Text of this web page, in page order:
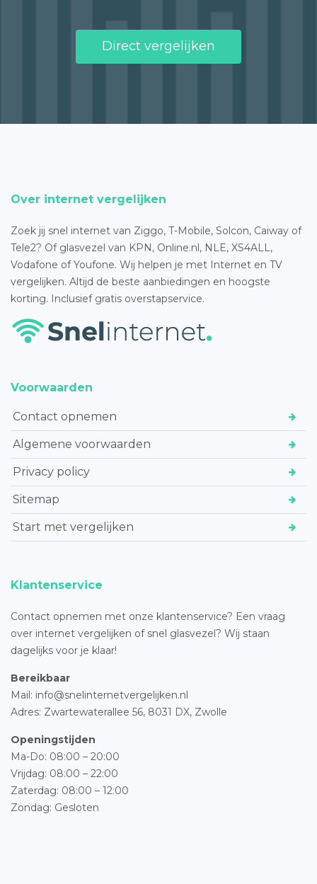
Direct vergelijken
Over internet vergelijken
Zoek jij snel internet van Ziggo, T-Mobile, Solcon, Caiway of
Tele2? Of glasvezel van KPN, Online.nl, NLE, XS4ALL,
Vodafone of Youfone. Wij helpen je met Internet en TV
vergelijken. Altijd de beste aanbiedingen en hoogste
korting. Inclusief gratis overstapservice.
Voorwaarden
Contact opnemen
Algemene voorwaarden
Privacy policy
Sitemap
Start met vergelijken
Klantenservice
Contact opnemen met onze klantenservice? Een vraag
over internet vergelijken of snel glasvezel? Wij staan
dagelijks voor je klaar!
Bereikbaar
Mail: info@snelinternetvergelijken.nl
Adres: Zwartewaterallee 56, 8031 DX, Zwolle
Openingstijden
Ma-Do: 08:00 – 20:00
Vrijdag: 08:00 – 22:00
Zaterdag: 08:00 – 12:00
Zondag: Gesloten